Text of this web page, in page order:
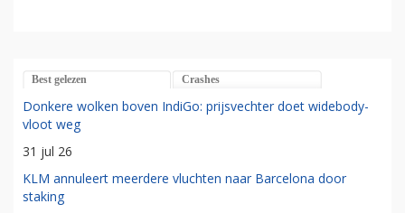
Best gelezen Crashes
Donkere wolken boven IndiGo: prijsvechter doet widebody-
vloot weg
31 jul 26
KLM annuleert meerdere vluchten naar Barcelona door
staking